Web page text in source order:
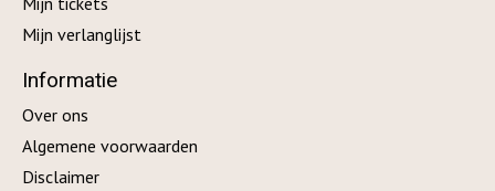
Mijn verlanglijst
Informatie
Over ons
Algemene voorwaarden
Disclaimer